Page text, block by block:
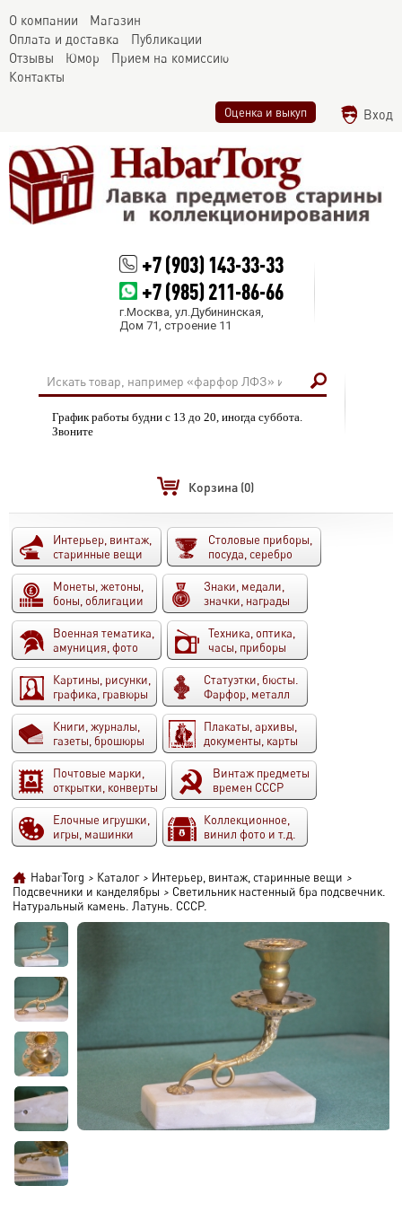
О компании
Магазин
Оплата и доставка
Публикации
Отзывы
Юмор
Прием на комиссию
Контакты
Оценка и выкуп Вход
+7 (903) 143-33-33
+7 (985) 211-86-66
г.Москва, ул.Дубининская,
Дом 71, строение 11
График работы будни с 13 до 20, иногда суббота.
Звоните
Корзина (0)
Интерьер, винтаж,
старинные вещи
Столовые приборы,
посуда, серебро
Монеты, жетоны,
боны, облигации
Знаки, медали,
значки, награды
Военная тематика,
амуниция, фото
Техника, оптика,
часы, приборы
Картины, рисунки,
графика, гравюры
Статуэтки, бюсты.
Фарфор, металл
Книги, журналы,
газеты, брошюры
Плакаты, архивы,
документы, карты
Почтовые марки,
открытки, конверты
Винтаж предметы
времен СССР
Елочные игрушки,
игры, машинки
Коллекционное,
винил фото и т.д.
HabarTorg > Каталог > Интерьер, винтаж, старинные вещи >
Подсвечники и канделябры > Светильник настенный бра подсвечник.
Натуральный камень. Латунь. СССР.